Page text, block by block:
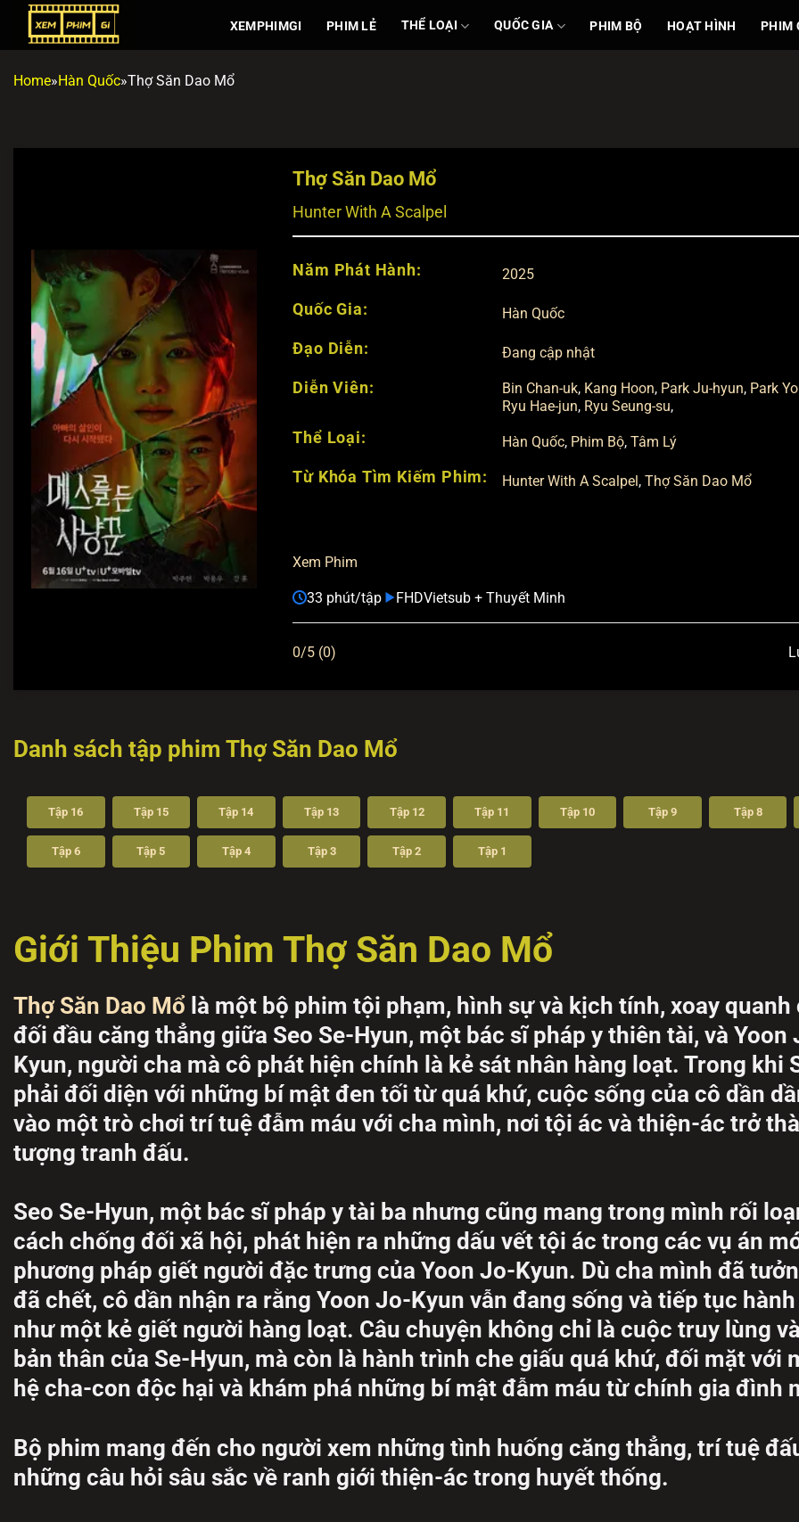
Chuyển
nội
dung
XEMPHIMGI PHIM LẺ THỂ LOẠI QUỐC GIA PHIM BỘ HOẠT HÌNH PHIM
Home»Hàn Quốc»Thợ Săn Dao Mổ
Thợ Săn Dao Mổ
Hunter With A Scalpel
Năm Phát Hành: 2025
Quốc Gia: Hàn Quốc
Đạo Diễn: Đang cập nhật
Diễn Viên: Bin Chan-uk, Kang Hoon, Park Ju-hyun, Park
Ryu Hae-jun, Ryu Seung-su,
Thể Loại: Hàn Quốc, Phim Bộ,Tâm Lý
Từ Khóa Tìm Kiếm Phim: Hunter With A Scalpel,Thợ Săn Dao Mổ
Xem Phim
33 phút/tập FHDVietsub + Thuyết Minh
0/5 (0)
Danh sách tập phim Thợ Săn Dao Mổ
Tập 16 Tập 15 Tập 14 Tập 13 Tập 12 Tập 11 Tập 10 Tập 9 Tập 8
Tập 6 Tập 5 Tập 4 Tập 3 Tập 2 Tập 1
Giới Thiệu Phim Thợ Săn Dao Mổ
Thợ Săn Dao Mổ là một bộ phim tội phạm, hình sự và kịch tính, xoay quanh
đối đầu căng thẳng giữa Seo Se-Hyun, một bác sĩ pháp y thiên tài, và Yoon
Kyun, người cha mà cô phát hiện chính là kẻ sát nhân hàng loạt. Trong khi
phải đối diện với những bí mật đen tối từ quá khứ, cuộc sống của cô dần
vào một trò chơi trí tuệ đẫm máu với cha mình, nơi tội ác và thiện-ác trở
tượng tranh đấu.
Seo Se-Hyun, một bác sĩ pháp y tài ba nhưng cũng mang trong mình rối
cách chống đối xã hội, phát hiện ra những dấu vết tội ác trong các vụ án
phương pháp giết người đặc trưng của Yoon Jo-Kyun. Dù cha mình đã
đã chết, cô dần nhận ra rằng Yoon Jo-Kyun vẫn đang sống và tiếp tục
như một kẻ giết người hàng loạt. Câu chuyện không chỉ là cuộc truy lùng
bản thân của Se-Hyun, mà còn là hành trình che giấu quá khứ, đối mặt với
hệ cha-con độc hại và khám phá những bí mật đẫm máu từ chính gia đình
Bộ phim mang đến cho người xem những tình huống căng thẳng, trí tuệ
những câu hỏi sâu sắc về ranh giới thiện-ác trong huyết thống.